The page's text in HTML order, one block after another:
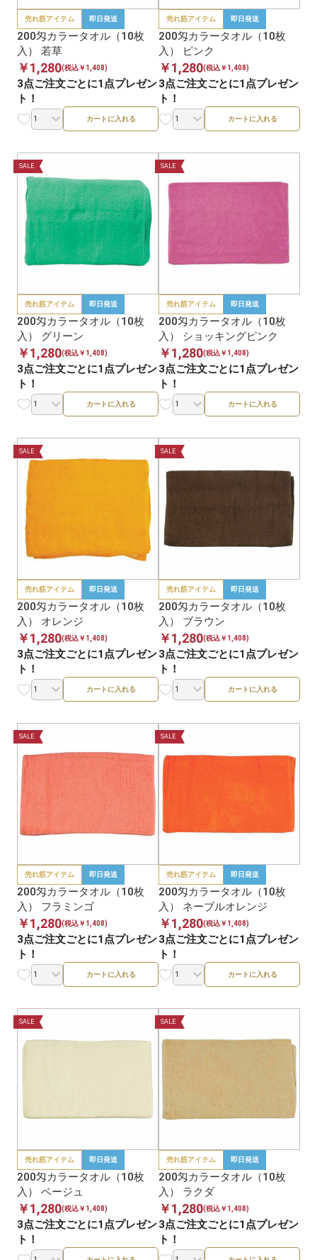
売れ筋アイテム 即日発送
200匁カラータオル（10枚
入） 若草
￥1,280(税込￥1,408)
3点ご注文ごとに1点プレゼン
ト！
カートに入れる
売れ筋アイテム 即日発送
200匁カラータオル（10枚
入） ピンク
￥1,280(税込￥1,408)
3点ご注文ごとに1点プレゼン
ト！
カートに入れる
SALE
売れ筋アイテム 即日発送
200匁カラータオル（10枚
入） グリーン
￥1,280(税込￥1,408)
3点ご注文ごとに1点プレゼン
ト！
カートに入れる
SALE
売れ筋アイテム 即日発送
200匁カラータオル（10枚
入） ショッキングピンク
￥1,280(税込￥1,408)
3点ご注文ごとに1点プレゼン
ト！
カートに入れる
SALE
売れ筋アイテム 即日発送
200匁カラータオル（10枚
入） オレンジ
￥1,280(税込￥1,408)
3点ご注文ごとに1点プレゼン
ト！
カートに入れる
SALE
売れ筋アイテム 即日発送
200匁カラータオル（10枚
入） ブラウン
￥1,280(税込￥1,408)
3点ご注文ごとに1点プレゼン
ト！
カートに入れる
SALE
売れ筋アイテム 即日発送
200匁カラータオル（10枚
入） フラミンゴ
￥1,280(税込￥1,408)
3点ご注文ごとに1点プレゼン
ト！
カートに入れる
SALE
売れ筋アイテム 即日発送
200匁カラータオル（10枚
入） ネーブルオレンジ
￥1,280(税込￥1,408)
3点ご注文ごとに1点プレゼン
ト！
カートに入れる
SALE
売れ筋アイテム 即日発送
200匁カラータオル（10枚
入） ベージュ
￥1,280(税込￥1,408)
3点ご注文ごとに1点プレゼン
ト！
SALE
売れ筋アイテム 即日発送
200匁カラータオル（10枚
入） ラクダ
￥1,280(税込￥1,408)
3点ご注文ごとに1点プレゼン
ト！